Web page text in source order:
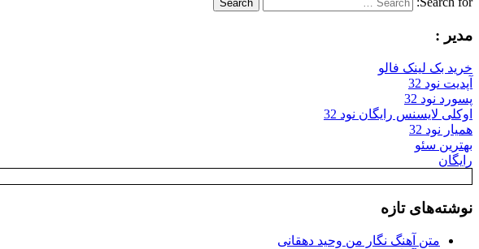
Search
مدیر :
خرید بک لینک فالو
آپدیت نود 32
پسورد نود 32
اوکلی لایسنس رایگان نود 32
همیار نود 32
بهترین سئو
رایگان
نوشته‌های تازه
متن آهنگ نگار من وحید دهقانی